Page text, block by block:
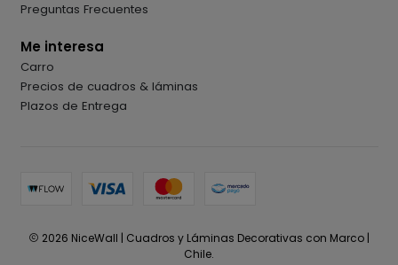
Preguntas Frecuentes
Me interesa
Carro
Precios de cuadros & láminas
Plazos de Entrega
2026 NiceWall | Cuadros y Láminas Decorativas con Marco |
Chile.